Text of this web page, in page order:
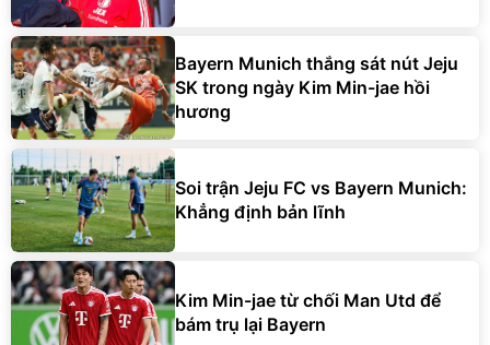
Bayern Munich thắng sát nút Jeju
SK trong ngày Kim Min-jae hồi
hương
Soi trận Jeju FC vs Bayern Munich:
Khẳng định bản lĩnh
Kim Min-jae từ chối Man Utd để
bám trụ lại Bayern